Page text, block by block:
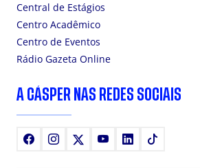
Central de Estágios
Centro Acadêmico
Centro de Eventos
Rádio Gazeta Online
A CÁSPER NAS REDES SOCIAIS
FacebookInstagram YoutubeLinkedIn